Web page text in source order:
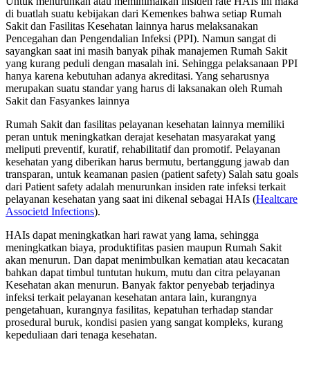
di buatlah suatu kebijakan dari Kemenkes bahwa setiap Rumah
Sakit dan Fasilitas Kesehatan lainnya harus melaksanakan
Pencegahan dan Pengendalian Infeksi (PPI). Namun sangat di
sayangkan saat ini masih banyak pihak manajemen Rumah Sakit
yang kurang peduli dengan masalah ini. Sehingga pelaksanaan PPI
hanya karena kebutuhan adanya akreditasi. Yang seharusnya
merupakan suatu standar yang harus di laksanakan oleh Rumah
Sakit dan Fasyankes lainnya
Rumah Sakit dan fasilitas pelayanan kesehatan lainnya memiliki
peran untuk meningkatkan derajat kesehatan masyarakat yang
meliputi preventif, kuratif, rehabilitatif dan promotif. Pelayanan
kesehatan yang diberikan harus bermutu, bertanggung jawab dan
transparan, untuk keamanan pasien (patient safety) Salah satu goals
dari Patient safety adalah menurunkan insiden rate infeksi terkait
pelayanan kesehatan yang saat ini dikenal sebagai HAIs (Healtcare
Associetd Infections).
HAIs dapat meningkatkan hari rawat yang lama, sehingga
meningkatkan biaya, produktifitas pasien maupun Rumah Sakit
akan menurun. Dan dapat menimbulkan kematian atau kecacatan
bahkan dapat timbul tuntutan hukum, mutu dan citra pelayanan
Kesehatan akan menurun. Banyak faktor penyebab terjadinya
infeksi terkait pelayanan kesehatan antara lain, kurangnya
pengetahuan, kurangnya fasilitas, kepatuhan terhadap standar
prosedural buruk, kondisi pasien yang sangat kompleks, kurang
kepeduliaan dari tenaga kesehatan.